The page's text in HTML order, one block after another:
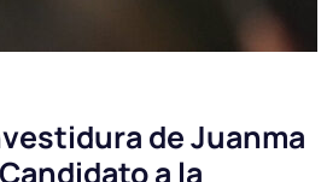
de Juanma
a la